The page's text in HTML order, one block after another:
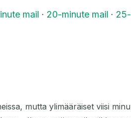
mail · 20-minute mail ·
mutta ylimääräiset viisi